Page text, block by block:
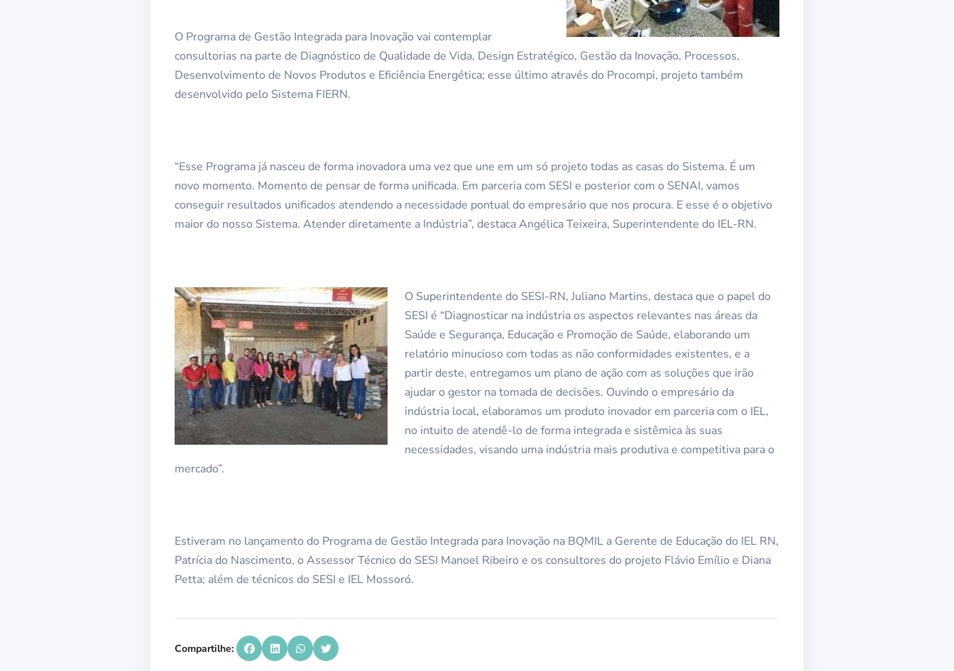
O Programa de Gestão Integrada para Inovação vai contemplar
consultorias na parte de Diagnóstico de Qualidade de Vida, Design Estratégico, Gestão da Inovação, Processos,
Desenvolvimento de Novos Produtos e Eficiência Energética; esse último através do Procompi, projeto também
desenvolvido pelo Sistema FIERN.
“Esse Programa já nasceu de forma inovadora uma vez que une em um só projeto todas as casas do Sistema. É um
novo momento. Momento de pensar de forma unificada. Em parceria com SESI e posterior com o SENAI, vamos
conseguir resultados unificados atendendo a necessidade pontual do empresário que nos procura. E esse é o objetivo
maior do nosso Sistema. Atender diretamente a Indústria”, destaca Angélica Teixeira, Superintendente do IEL-RN.
O Superintendente do SESI-RN, Juliano Martins, destaca que o papel do
SESI é “Diagnosticar na indústria os aspectos relevantes nas áreas da
Saúde e Segurança, Educação e Promoção de Saúde, elaborando um
relatório minucioso com todas as não conformidades existentes, e a
partir deste, entregamos um plano de ação com as soluções que irão
ajudar o gestor na tomada de decisões. Ouvindo o empresário da
indústria local, elaboramos um produto inovador em parceria com o IEL,
no intuito de atendê-lo de forma integrada e sistêmica às suas
necessidades, visando uma indústria mais produtiva e competitiva para o
mercado”.
Estiveram no lançamento do Programa de Gestão Integrada para Inovação na BQMIL a Gerente de Educação do IEL RN,
Patrícia do Nascimento, o Assessor Técnico do SESI Manoel Ribeiro e os consultores do projeto Flávio Emílio e Diana
Petta; além de técnicos do SESI e IEL Mossoró.
Compartilhe: